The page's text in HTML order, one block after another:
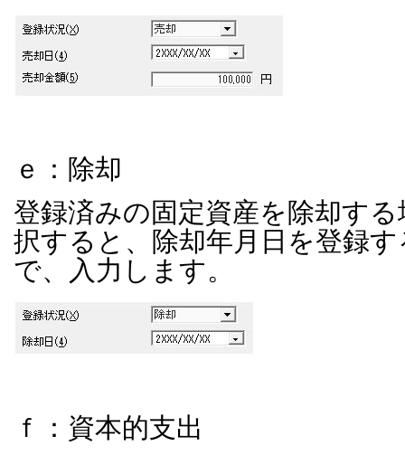
ｅ：除却
登録済みの固定資産を除却す
択すると、除却年月日を登録
で、入力します。
ｆ：資本的支出